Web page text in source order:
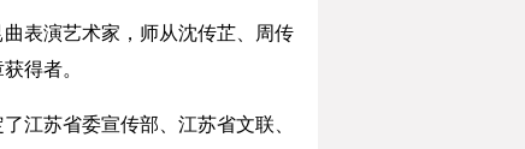
表演艺术家，师从沈传芷、周传
得者。
江苏省委宣传部、江苏省文联、